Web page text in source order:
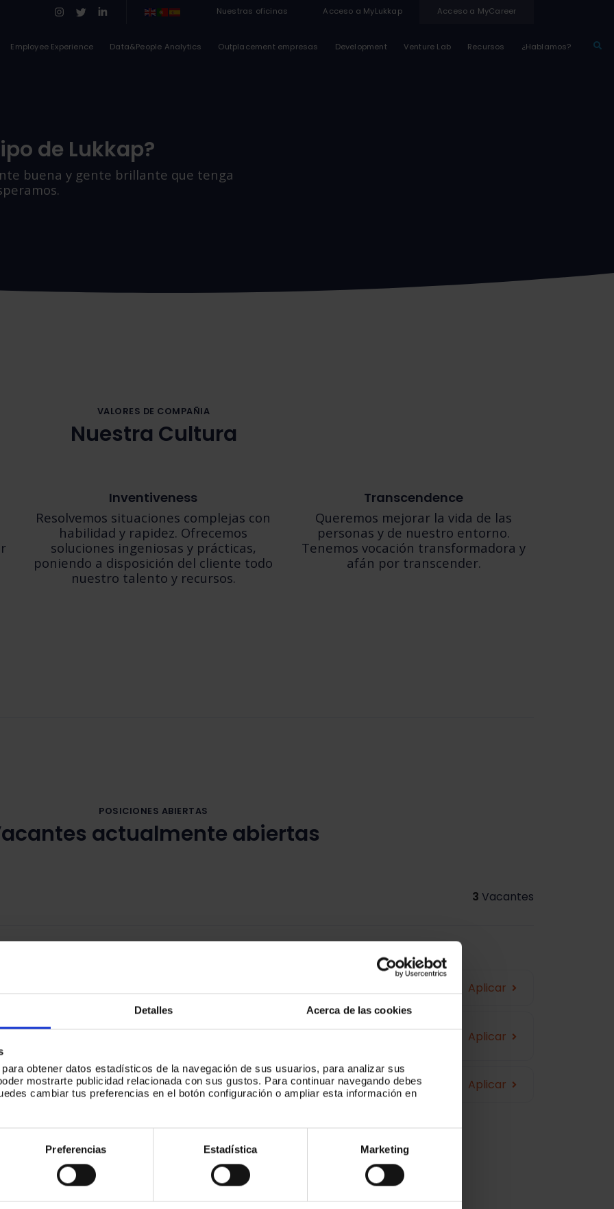
Detalles Acerca de las cookies
obtener datos estadísticos de la navegación de sus usuarios, para analizar sus
mostrarte publicidad relacionada con sus gustos. Para continuar navegando debes
cambiar tus preferencias en el botón configuración o ampliar esta información en
Preferencias Estadística Marketing
Nuestras oficinas Acceso a MyLukkap Acceso a MyCareer
Employee Experience Data&People Analytics Outplacement empresas Development Venture Lab Recursos ¿Hablamos?
de Lukkap?
buena y gente brillante que tenga
VALORES DE COMPAÑIA
Nuestra Cultura
Inventiveness
Resolvemos situaciones complejas con
habilidad y rapidez. Ofrecemos
soluciones ingeniosas y prácticas,
poniendo a disposición del cliente todo
nuestro talento y recursos.
Transcendence
Queremos mejorar la vida de las
personas y de nuestro entorno.
Tenemos vocación transformadora y
afán por transcender.
POSICIONES ABIERTAS
actualmente abiertas
3 Vacantes
Aplicar
/ experiencia de Aplicar
Aplicar